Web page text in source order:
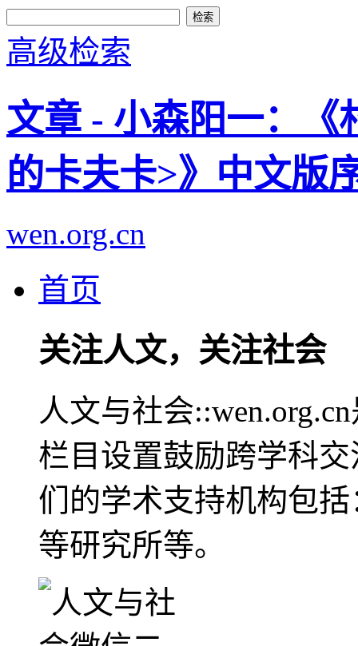
高级检索
文章 - 小森阳一：
的卡夫卡>》中文版
wen.org.cn
首页
关注人文，关注社会
人文与社会
栏目设置鼓励跨学科
们的学术支持机构包
等研究所等。